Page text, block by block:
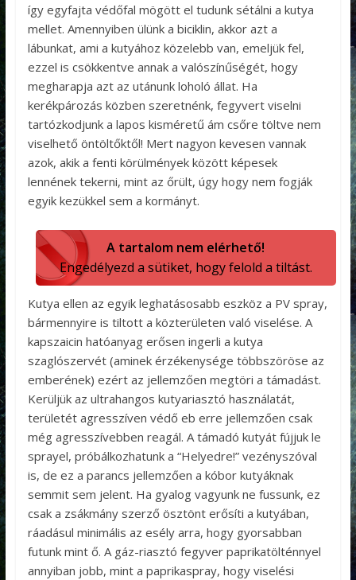
így egyfajta védőfal mögött el tudunk sétálni a kutya
mellet. Amennyiben ülünk a biciklin, akkor azt a
lábunkat, ami a kutyához közelebb van, emeljük fel,
ezzel is csökkentve annak a valószínűségét, hogy
megharapja azt az utánunk loholó állat. Ha
kerékpározás közben szeretnénk, fegyvert viselni
tartózkodjunk a lapos kisméretű ám csőre töltve nem
viselhető öntöltőktől! Mert nagyon kevesen vannak
azok, akik a fenti körülmények között képesek
lennének tekerni, mint az őrült, úgy hogy nem fogják
egyik kezükkel sem a kormányt.
A tartalom nem elérhető!
Engedélyezd a sütiket, hogy felold a tiltást.
Kutya ellen az egyik leghatásosabb eszköz a PV spray,
bármennyire is tiltott a közterületen való viselése. A
kapszaicin hatóanyag erősen ingerli a kutya
szaglószervét (aminek érzékenysége többszöröse az
emberének) ezért az jellemzően megtöri a támadást.
Kerüljük az ultrahangos kutyariasztó használatát,
területét agresszíven védő eb erre jellemzően csak
még agresszívebben reagál. A támadó kutyát fújjuk le
sprayel, próbálkozhatunk a “Helyedre!” vezényszóval
is, de ez a parancs jellemzően a kóbor kutyáknak
semmit sem jelent. Ha gyalog vagyunk ne fussunk, ez
csak a zsákmány szerző ösztönt erősíti a kutyában,
ráadásul minimális az esély arra, hogy gyorsabban
futunk mint ő. A gáz-riasztó fegyver paprikatölténnyel
annyiban jobb, mint a paprikaspray, hogy viselési